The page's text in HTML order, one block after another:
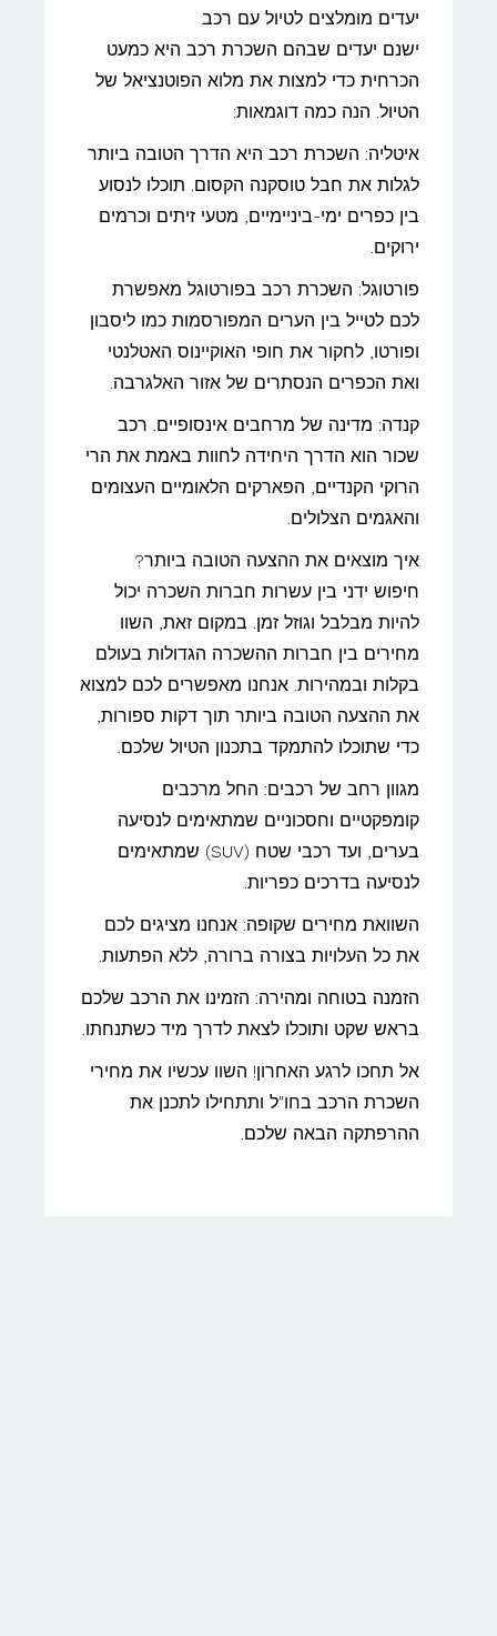
יעדים מומלצים לטיול עם רכב
ישנם יעדים שבהם השכרת רכב היא כמעט
הכרחית כדי למצות את מלוא הפוטנציאל של
הטיול. הנה כמה דוגמאות:
איטליה: השכרת רכב היא הדרך הטובה ביותר
לגלות את חבל טוסקנה הקסום. תוכלו לנסוע
בין כפרים ימי-ביניימיים, מטעי זיתים וכרמים
ירוקים.
פורטוגל: השכרת רכב בפורטוגל מאפשרת
לכם לטייל בין הערים המפורסמות כמו ליסבון
ופורטו, לחקור את חופי האוקיינוס האטלנטי
ואת הכפרים הנסתרים של אזור האלגרבה.
קנדה: מדינה של מרחבים אינסופיים. רכב
שכור הוא הדרך היחידה לחוות באמת את הרי
הרוקי הקנדיים, הפארקים הלאומיים העצומים
והאגמים הצלולים.
איך מוצאים את ההצעה הטובה ביותר?
חיפוש ידני בין עשרות חברות השכרה יכול
להיות מבלבל וגוזל זמן. במקום זאת, השוו
מחירים בין חברות ההשכרה הגדולות בעולם
בקלות ובמהירות. אנחנו מאפשרים לכם למצוא
את ההצעה הטובה ביותר תוך דקות ספורות,
כדי שתוכלו להתמקד בתכנון הטיול שלכם.
מגוון רחב של רכבים: החל מרכבים
קומפקטיים וחסכוניים שמתאימים לנסיעה
בערים, ועד רכבי שטח (SUV) שמתאימים
לנסיעה בדרכים כפריות.
השוואת מחירים שקופה: אנחנו מציגים לכם
את כל העלויות בצורה ברורה, ללא הפתעות.
הזמנה בטוחה ומהירה: הזמינו את הרכב שלכם
בראש שקט ותוכלו לצאת לדרך מיד כשתנחתו.
אל תחכו לרגע האחרון! השוו עכשיו את מחירי
השכרת הרכב בחו"ל ותתחילו לתכנן את
ההרפתקה הבאה שלכם.